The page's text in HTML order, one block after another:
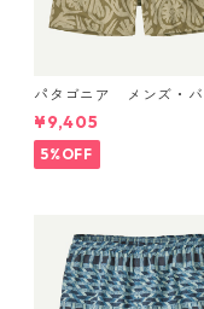
パタゴニア メンズ・バ
ズ・ショーツ ５インチ
2 Earthen: Weathered Ston
e 日本正規品
¥9,405
5%OFF